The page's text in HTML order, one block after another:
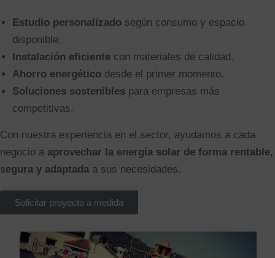
Estudio personalizado según consumo y espacio
disponible.
Instalación eficiente con materiales de calidad.
Ahorro energético desde el primer momento.
Soluciones sostenibles para empresas más
competitivas.
Con nuestra experiencia en el sector, ayudamos a cada
negocio a aprovechar la energía solar de forma rentable,
segura y adaptada a sus necesidades.
Solicitar proyecto a medida